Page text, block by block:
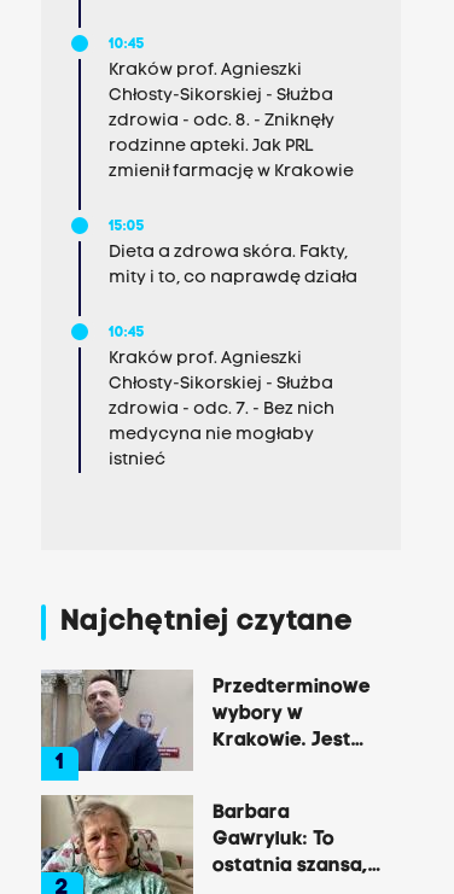
10:45
Kraków prof. Agnieszki
Chłosty-Sikorskiej - Służba
zdrowia - odc. 8. - Zniknęły
rodzinne apteki. Jak PRL
zmienił farmację w Krakowie
15:05
Dieta a zdrowa skóra. Fakty,
mity i to, co naprawdę działa
10:45
Kraków prof. Agnieszki
Chłosty-Sikorskiej - Służba
zdrowia - odc. 7. - Bez nich
medycyna nie mogłaby
istnieć
Najchętniej czytane
1
Przedterminowe
wybory w
Krakowie. Jest
2
Barbara
Gawryluk: To
ostatnia szansa,